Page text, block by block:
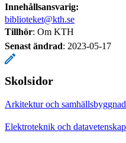
Innehållsansvarig:
biblioteket@kth.se
Tillhör: Om KTH
Senast ändrad: 2023-05-17
Skolsidor
Arkitektur och
Elektroteknik och